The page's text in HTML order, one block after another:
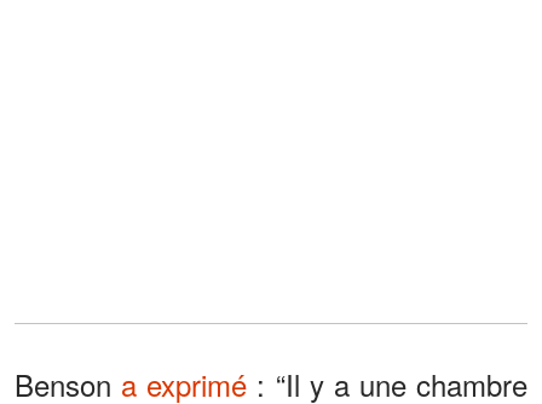
Benson a exprimé : “Il y a une chambre